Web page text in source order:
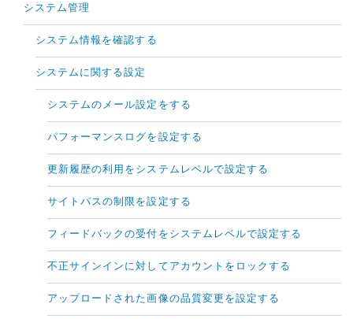
システム管理
システム情報を確認する
システムに関する設定
システムのメール設定をする
パフォーマンスログを設定する
更新履歴の利用をシステムレベルで設定する
サイトパスの制限を設定する
フィードバックの受付をシステムレベルで設定する
不正サインインに対してアカウントをロックする
アップロードされた画像の品質変更を設定する